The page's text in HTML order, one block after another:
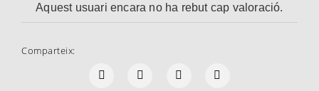
Aquest usuari encara no ha rebut cap valoració.
Comparteix: